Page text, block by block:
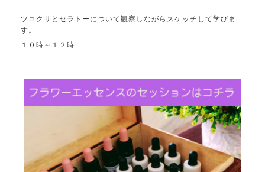
ツユクサとセラトーについて観察しながらスケッチして学びま
す。
１０時～１２時